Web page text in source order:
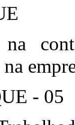
- 05